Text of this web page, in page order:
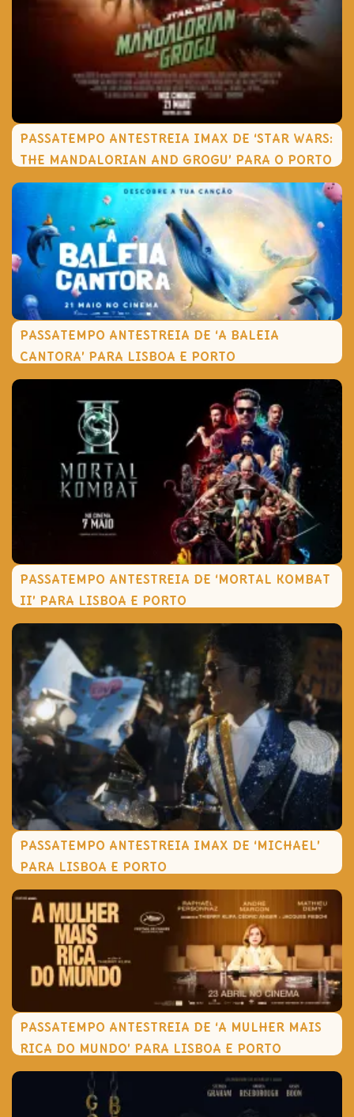
PASSATEMPO ANTESTREIA IMAX DE ‘STAR WARS:
THE MANDALORIAN AND GROGU’ PARA O PORTO
PASSATEMPO ANTESTREIA DE ‘A BALEIA
CANTORA’ PARA LISBOA E PORTO
PASSATEMPO ANTESTREIA DE ‘MORTAL KOMBAT
II’ PARA LISBOA E PORTO
PASSATEMPO ANTESTREIA IMAX DE ‘MICHAEL’
PARA LISBOA E PORTO
PASSATEMPO ANTESTREIA DE ‘A MULHER MAIS
RICA DO MUNDO’ PARA LISBOA E PORTO